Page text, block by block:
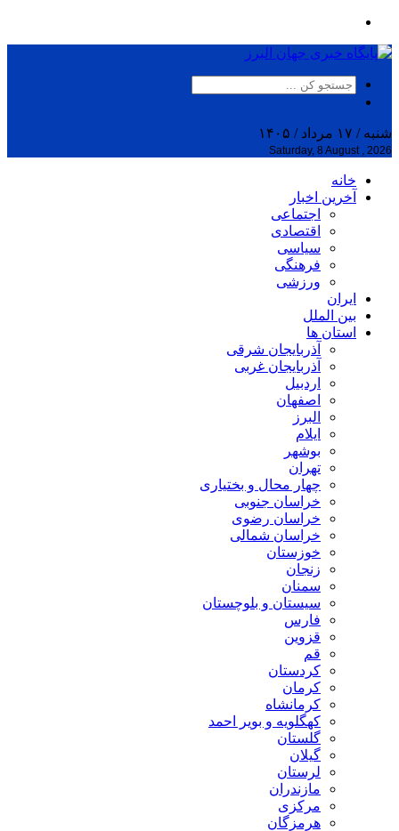
شنبه / ۱۷ مرداد / ۱۴۰۵
Saturday, 8 August , 2026
خانه
آخرین اخبار
اجتماعی
اقتصادی
سیاسی
فرهنگی
ورزشی
ایران
بین الملل
استان ها
آذربایجان شرقی
آذربایجان غربی
اردبیل
اصفهان
البرز
ایلام
بوشهر
تهران
چهار محال و بختیاری
خراسان جنوبی
خراسان رضوی
خراسان شمالی
خوزستان
زنجان
سمنان
سیستان و بلوچستان
فارس
قزوین
قم
کردستان
کرمان
کرمانشاه
کهگلویه و بویر احمد
گلستان
گیلان
لرستان
مازندران
مرکزی
هرمزگان